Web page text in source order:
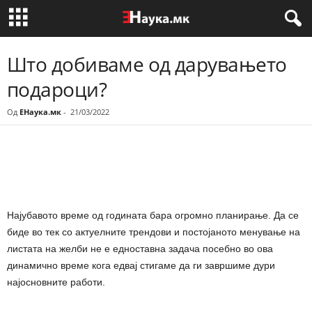
Што добиваме од дарувањето
подароци?
Од ЕНаука.мк - 21/03/2022
Најубавото време од годината бара огромно планирање. Да се
биде во тек со актуелните трендови и постојаното менување на
листата на желби не е едноставна задача посебно во ова
динамично време кога едвај стигаме да ги завршиме дури
најосновните работи.